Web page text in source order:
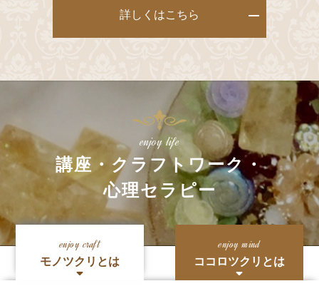
詳しくはこちら
enjoy life
講座・クラフトワーク・
心理セラピー
enjoy craft
モノツクリとは
enjoy mind
ココロツクリとは